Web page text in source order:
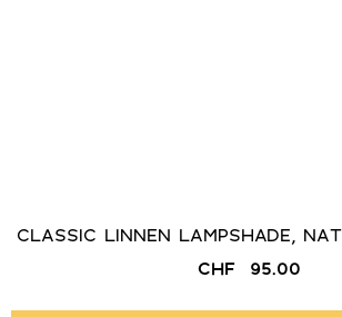
CLASSIC LINNEN LAMPSHADE,
CHF
95.00